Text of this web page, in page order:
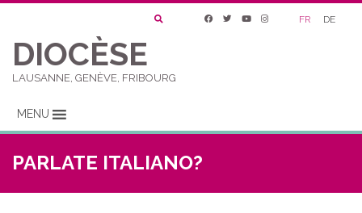
FR DE
DIOCÈSE
LAUSANNE, GENÈVE, FRIBOURG
MENU
PARLATE ITALIANO?